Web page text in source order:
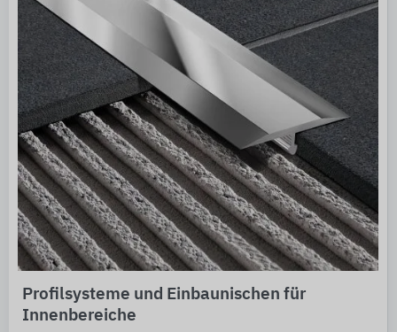
Profilsysteme und Einbaunischen für
Innenbereiche